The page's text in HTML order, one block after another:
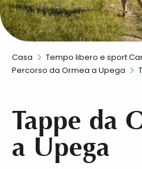
Casa
Tempo libero e sport
Percorso da Ormea a Upega
Tappe da
a Upega